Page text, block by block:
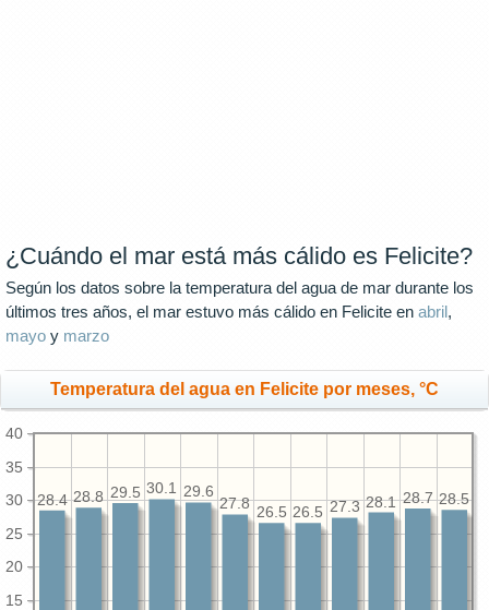
¿Cuándo el mar está más cálido es Felicite?
Según los datos sobre la temperatura del agua de mar durante los
últimos tres años, el mar estuvo más cálido en Felicite en abril,
mayo y marzo
Temperatura del agua en Felicite por meses, °C
15
20
25
30
35
40
28.5
28.7
28.1
27.3
26.5
26.5
27.8
29.6
30.1
29.5
28.8
28.4